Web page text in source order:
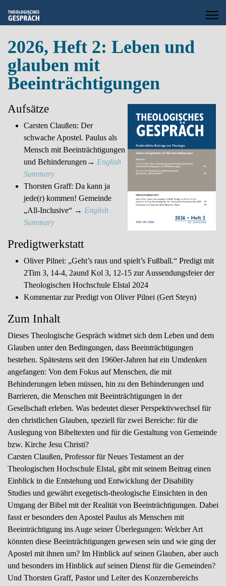
2026, Heft 2: Leben und
glauben mit
Beeinträchtigungen
Aufsätze
Carsten Claußen: Der
schwache Apostel. Paulus als
Mensch mit Beeinträchtigungen
und Behinderungen→ English
Summary
Thorsten Graff: Da kann ja
jede(r) kommen! Gemeinde
„All-Inclusive“ → English
Summary
Predigtwerkstatt
Oliver Pilnei: „Geht’s raus und spielt’s Fußball.“ Predigt mit
2Tim 3, 14-4, 2aund Kol 3, 12-15 zur Aussendungsfeier der
Theologischen Hochschule Elstal 2024
Kommentar zur Predigt von Oliver Pilnei (Gert Steyn)
Zum Inhalt
Dieses Theologische Gespräch widmet sich dem Leben und dem
Glauben unter den Bedingungen, dass Beeinträchtigungen
bestehen. Spätestens seit den 1960er-Jahren hat ein Umdenken
angefangen: Von dem Fokus auf Menschen, die mit
Behinderungen leben müssen, hin zu den Behinderungen und
Barrieren, die Menschen mit Beeinträchtigungen in der
Gesellschaft erleben. Was bedeutet dieser Perspektivwechsel für
den christlichen Glauben, speziell für zwei Bereiche: für die
Auslegung von Bibeltexten und für die Gestaltung von Gemeinde
bzw. Kirche Jesu Christi?
Carsten Claußen, Professor für Neues Testament an der
Theologischen Hochschule Elstal, gibt mit seinem Beitrag einen
Einblick in die Entstehung und Entwicklung der Disability
Studies und gewährt exegetisch-theologische Einsichten in den
Umgang der Bibel mit der Realität von Beeinträchtigungen. Dabei
fasst er besonders den Apostel Paulus als Menschen mit
Beeinträchtigung ins Auge seiner Überlegungen: Welcher Art
könnten diese Beeinträchtigungen gewesen sein und wie ging der
Apostel mit ihnen um? Im Hinblick auf seinen Glauben, aber auch
und besonders im Hinblick auf seinen Dienst für die Gemeinden?
Und Thorsten Graff, Pastor und Leiter des Konzernbereichs